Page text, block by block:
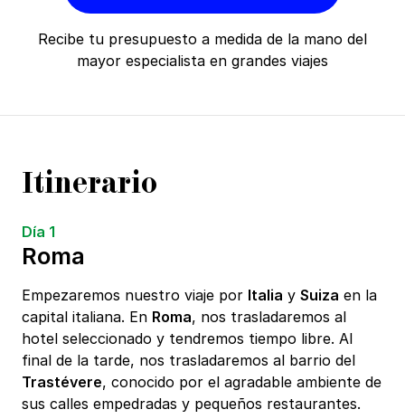
Recibe tu presupuesto a medida de la mano del
mayor especialista en grandes viajes
Itinerario
Día 1
Roma
Empezaremos nuestro viaje por Italia y Suiza en la
capital italiana. En Roma, nos trasladaremos al
hotel seleccionado y tendremos tiempo libre. Al
final de la tarde, nos trasladaremos al barrio del
Trastévere, conocido por el agradable ambiente de
sus calles empedradas y pequeños restaurantes.